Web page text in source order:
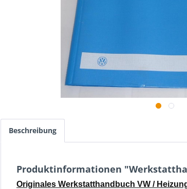
Beschreibung
Produktinformationen
Originales Werkstatthandbuch VW /